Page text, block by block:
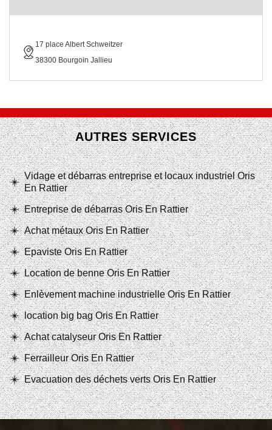
17 place Albert Schweitzer
38300 Bourgoin Jallieu
AUTRES SERVICES
Vidage et débarras entreprise et locaux industriel Oris
En Rattier
Entreprise de débarras Oris En Rattier
Achat métaux Oris En Rattier
Epaviste Oris En Rattier
Location de benne Oris En Rattier
Enlèvement machine industrielle Oris En Rattier
location big bag Oris En Rattier
Achat catalyseur Oris En Rattier
Ferrailleur Oris En Rattier
Evacuation des déchets verts Oris En Rattier